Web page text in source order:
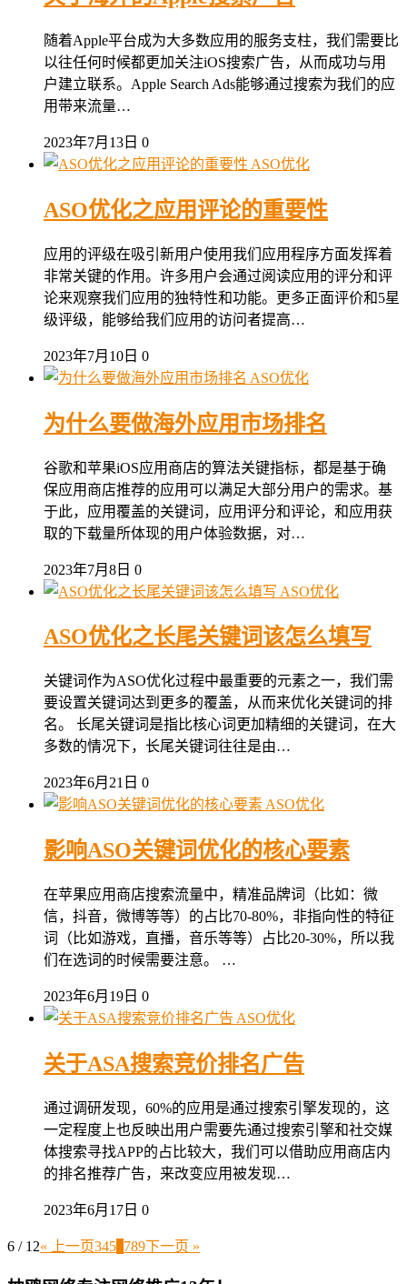
随着Apple平台成为大多数应用的服务支柱，我们需要比
以往任何时候都更加关注iOS搜索广告，从而成功与用
户建立联系。Apple Search Ads能够通过搜索为我们的应
用带来流量…
2023年7月13日 0
ASO优化
ASO优化之应用评论的重要性
应用的评级在吸引新用户使用我们应用程序方面发挥着
非常关键的作用。许多用户会通过阅读应用的评分和评
论来观察我们应用的独特性和功能。更多正面评价和5星
级评级，能够给我们应用的访问者提高…
2023年7月10日 0
ASO优化
为什么要做海外应用市场排名
谷歌和苹果iOS应用商店的算法关键指标，都是基于确
保应用商店推荐的应用可以满足大部分用户的需求。基
于此，应用覆盖的关键词，应用评分和评论，和应用获
取的下载量所体现的用户体验数据，对…
2023年7月8日 0
ASO优化
ASO优化之长尾关键词该怎么填写
关键词作为ASO优化过程中最重要的元素之一，我们需
要设置关键词达到更多的覆盖，从而来优化关键词的排
名。 长尾关键词是指比核心词更加精细的关键词，在大
多数的情况下，长尾关键词往往是由…
2023年6月21日 0
ASO优化
影响ASO关键词优化的核心要素
在苹果应用商店搜索流量中，精准品牌词（比如：微
信，抖音，微博等等）的占比70-80%，非指向性的特征
词（比如游戏，直播，音乐等等）占比20-30%，所以我
们在选词的时候需要注意。 …
2023年6月19日 0
ASO优化
关于ASA搜索竞价排名广告
通过调研发现，60%的应用是通过搜索引擎发现的，这
一定程度上也反映出用户需要先通过搜索引擎和社交媒
体搜索寻找APP的占比较大，我们可以借助应用商店内
的排名推荐广告，来改变应用被发现…
2023年6月17日 0
6 / 12« 上一页345 789下一页 »